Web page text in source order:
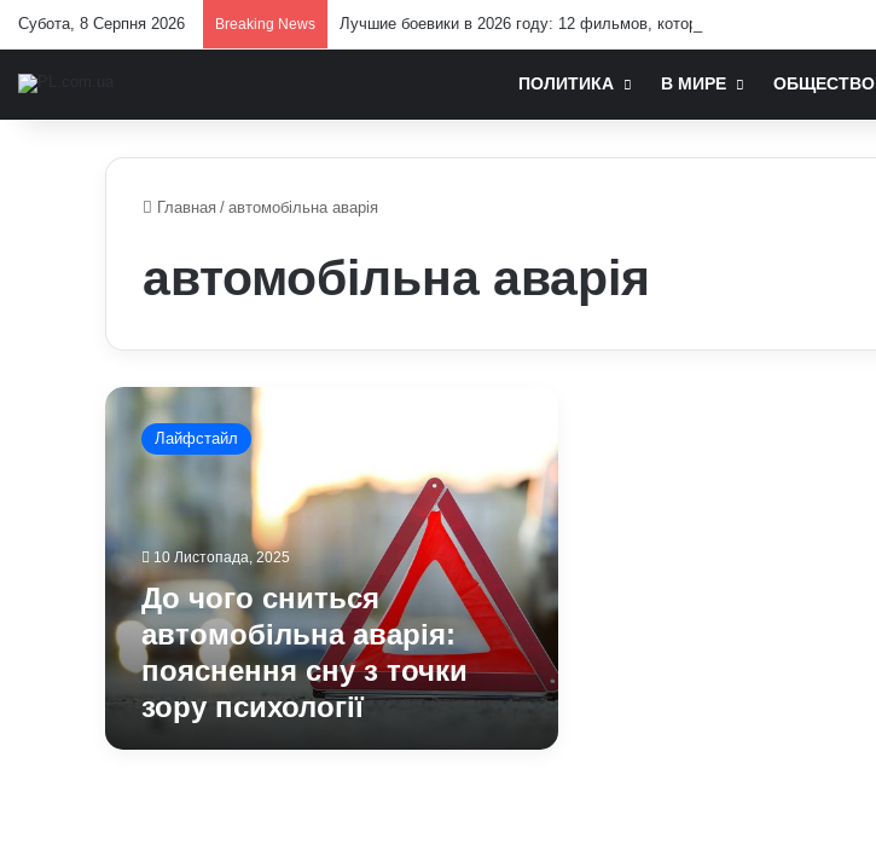
Субота, 8 Серпня 2026 Breaking News Лучшие боевики в 2026 году: 12 фильмов, которые стоит посмотреть
ПОЛИТИКА В МИРЕ ОБЩЕСТВО
Главная / автомобільна аварія
автомобільна аварія
До
сниться
сну
з
точки
зору
психології
Лайфстайл
10 Листопада, 2025
До чого сниться
автомобільна аварія:
пояснення сну з точки
зору психології